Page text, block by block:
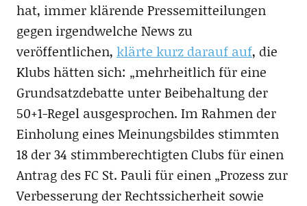
hat, immer klärende Pressemitteilungen
gegen irgendwelche News zu
veröffentlichen, klärte kurz darauf auf, die
Klubs hätten sich: „mehrheitlich für eine
Grundsatzdebatte unter Beibehaltung der
50+1-Regel ausgesprochen. Im Rahmen der
Einholung eines Meinungsbildes stimmten
18 der 34 stimmberechtigten Clubs für einen
Antrag des FC St. Pauli für einen „Prozess zur
Verbesserung der Rechtssicherheit sowie